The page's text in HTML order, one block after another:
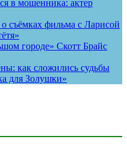
в мошенника: актер
съёмках фильма с Ларисой
городе» Скотт Брайс
как сложились судьбы
для Золушки»